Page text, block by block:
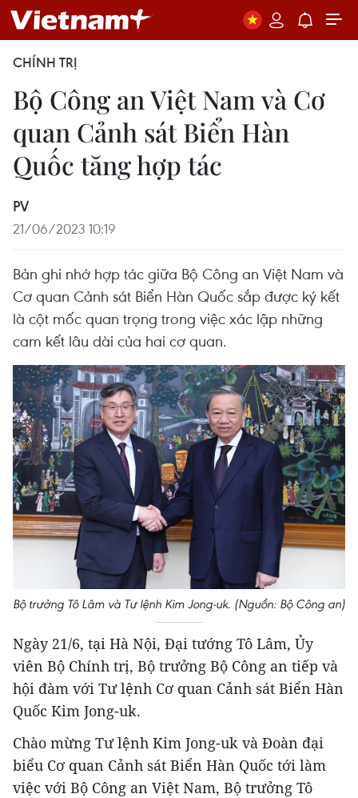
CHÍNH TRỊ
Bộ Công an Việt Nam và Cơ
quan Cảnh sát Biển Hàn
Quốc tăng hợp tác
PV
21/06/2023 10:19
Bản ghi nhớ hợp tác giữa Bộ Công an Việt Nam và
Cơ quan Cảnh sát Biển Hàn Quốc sắp được ký kết
là cột mốc quan trọng trong việc xác lập những
cam kết lâu dài của hai cơ quan.
Bộ trưởng Tô Lâm và Tư lệnh Kim Jong-uk. (Nguồn: Bộ Công an)
Ngày 21/6, tại Hà Nội, Đại tướng Tô Lâm, Ủy
viên Bộ Chính trị, Bộ trưởng Bộ Công an tiếp và
hội đàm với Tư lệnh Cơ quan Cảnh sát Biển Hàn
Quốc Kim Jong-uk.
Chào mừng Tư lệnh Kim Jong-uk và Đoàn đại
biểu Cơ quan Cảnh sát Biển Hàn Quốc tới làm
việc với Bộ Công an Việt Nam, Bộ trưởng Tô